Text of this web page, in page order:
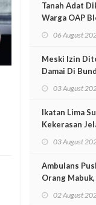
Tanah Adat
Warga OAP
06 August
Meski Izin
Damai Di
03 August
Ikatan Lima
Kekerasan
03 August
Ambulans
Orang
02 August